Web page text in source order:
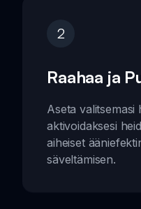
2
Raahaa ja
Aseta valitsemasi
aktivoidaksesi
aiheiset
säveltämisen.